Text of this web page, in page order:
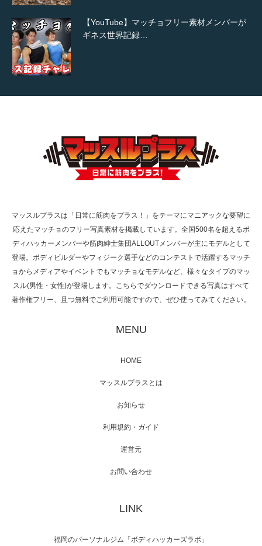
【YouTube】マッチョフリー素材メンバーが
ギネス世界記録…
【TV】TBS番組「ひるおび」にてマッスルプ
TOKYO FMラジオ番組「ONE MORNING」
で紹介さ…
た（6/8放送）
映画「メカバース」舞台挨拶へマッスルプラ
【TV】NHK BS「COOL JAPAN 」にてマッス
「ねとらぼ」さんに…
マッスルプラスは「日常に筋肉をプラス！」をテーマにマニアックな要望に
応えたマッチョのフリー写真素材を掲載しています。全国500名を超えるボ
ディハッカーメンバーや筋肉紳士集団ALLOUTメンバーが主にモデルとして
登場。ボディビルダーやフィジーク選手などのコンテストで活躍するマッチ
ョからメディアやイベントでもマッチョなモデルなど、様々なタイプのマッ
スル(男性・女性)が登場します。こちらでダウンロードできる写真はすべて
著作権フリー、且つ無料でご利用可能ですので、ぜひ使ってみてください。
MENU
HOME
マッスルプラスとは
お知らせ
利用規約・ガイド
運営元
お問い合わせ
LINK
福岡のパーソナルジム「ボディハッカーズラボ」